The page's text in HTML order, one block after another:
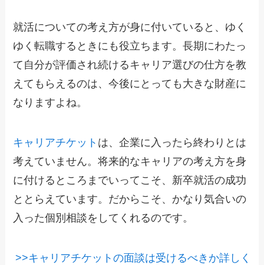
就活についての考え方が身に付いていると、ゆく
ゆく転職するときにも役立ちます。長期にわたっ
て自分が評価され続けるキャリア選びの仕方を教
えてもらえるのは、今後にとっても大きな財産に
なりますよね。
キャリアチケット は、企業に入ったら終わりとは
考えていません。将来的なキャリアの考え方を身
に付けるところまでいってこそ、新卒就活の成功
ととらえています。だからこそ、かなり気合いの
入った個別相談をしてくれるのです。
>>キャリアチケットの面談は受けるべきか詳しく